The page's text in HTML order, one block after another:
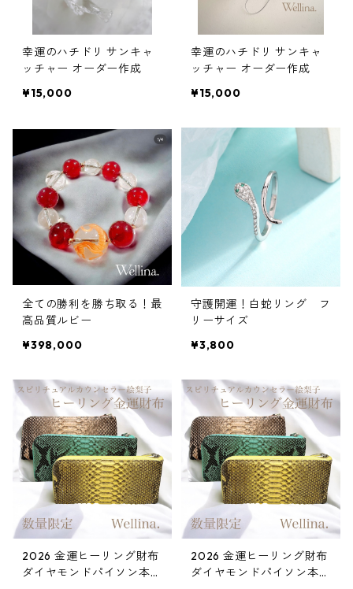
幸運のハチドリ サンキャ
ッチャー オーダー作成
¥15,000
幸運のハチドリ サンキャ
ッチャー オーダー作成
¥15,000
全ての勝利を勝ち取る！最
高品質ルビー
¥398,000
守護開運！白蛇リング フ
リーサイズ
¥3,800
2026 金運ヒーリング財布
ダイヤモンドパイソン本
2026 金運ヒーリング財布
ダイヤモンドパイソン本